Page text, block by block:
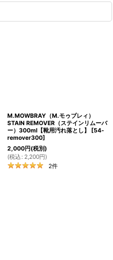
M.MOWBRAY（M.モゥブレィ）
STAIN REMOVER（ステインリムーバ
ー）300ml【靴用汚れ落とし】
[54-
remover300]
2,000円(税別)
(税込 : 2,200円)
2件